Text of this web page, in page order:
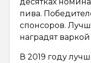
пива.
спонсоров.
наградят
В 2019 году